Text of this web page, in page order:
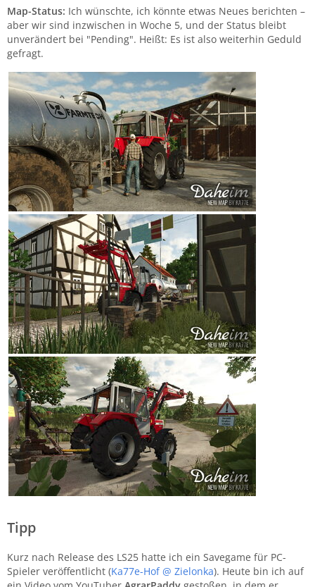
Map-Status: Ich wünschte, ich könnte etwas Neues berichten –
aber wir sind inzwischen in Woche 5, und der Status bleibt
unverändert bei "Pending". Heißt: Es ist also weiterhin Geduld
gefragt.
Tipp
Kurz nach Release des LS25 hatte ich ein Savegame für PC-
Spieler veröffentlicht (Ka77e-Hof @ Zielonka). Heute bin ich auf